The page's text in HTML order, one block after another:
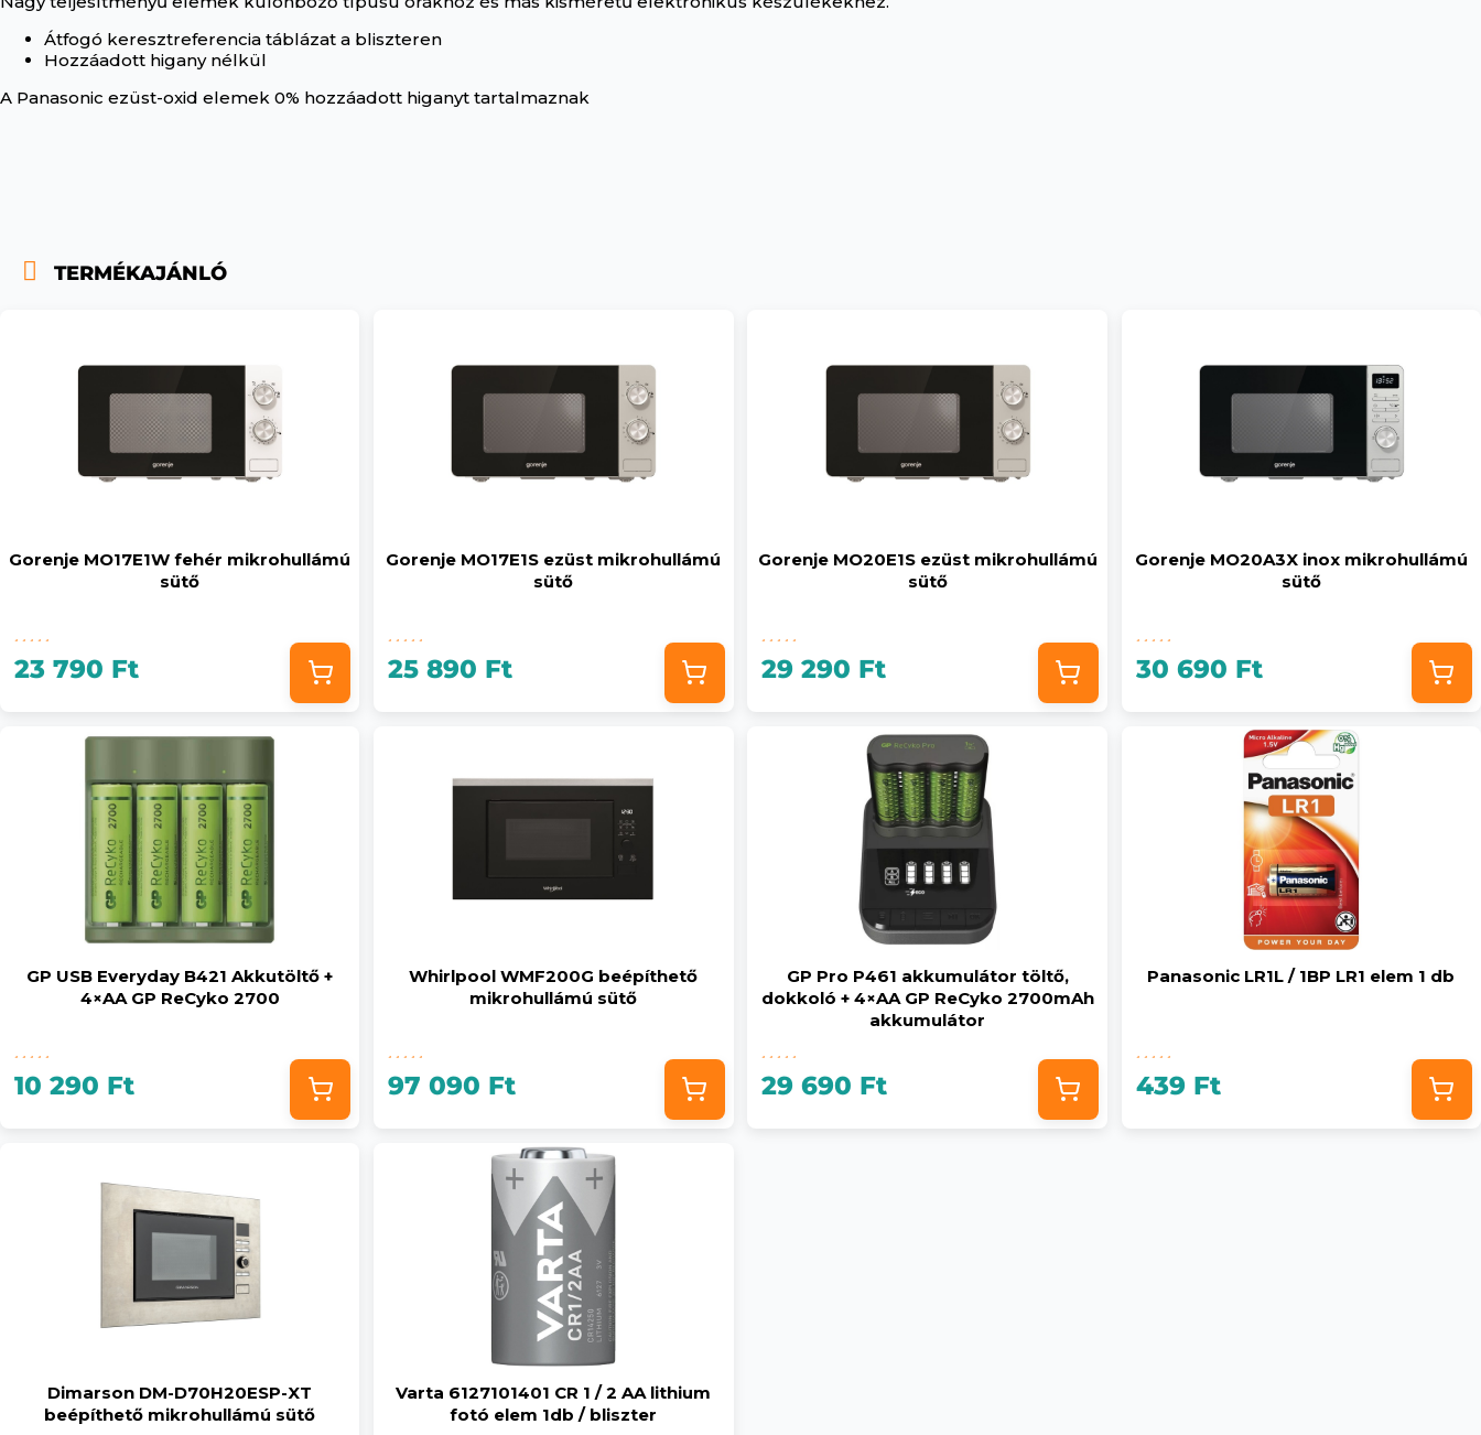
Átfogó keresztreferencia táblázat a bliszteren
Hozzáadott higany nélkül
A Panasonic ezüst-oxid elemek 0% hozzáadott higanyt tartalmaznak
TERMÉKAJÁNLÓ
Gorenje MO17E1W fehér mikrohullámú
sütő
23 790 Ft
Gorenje MO17E1S ezüst mikrohullámú
sütő
25 890 Ft
Gorenje MO20E1S ezüst mikrohullámú
sütő
29 290 Ft
Gorenje MO20A3X inox mikrohullámú
sütő
30 690 Ft
GP USB Everyday B421 Akkutöltő +
4×AA GP ReCyko 2700
10 290 Ft
Whirlpool WMF200G beépíthető
mikrohullámú sütő
97 090 Ft
GP Pro P461 akkumulátor töltő,
dokkoló + 4×AA GP ReCyko 2700mAh
akkumulátor
29 690 Ft
Panasonic LR1L / 1BP LR1 elem 1 db
439 Ft
Dimarson DM-D70H20ESP-XT
beépíthető mikrohullámú sütő
Varta 6127101401 CR 1 / 2 AA lithium
fotó elem 1db / bliszter